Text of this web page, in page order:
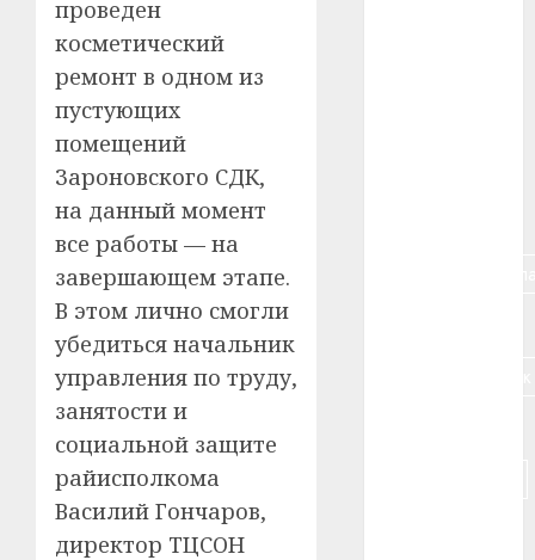
проведен
косметический
ремонт в одном из
пустующих
помещений
Зароновского СДК,
на данный момент
все работы — на
завершающем этапе.
В этом лично смогли
убедиться начальник
управления по труду,
занятости и
социальной защите
райисполкома
Василий Гончаров,
директор ТЦСОН